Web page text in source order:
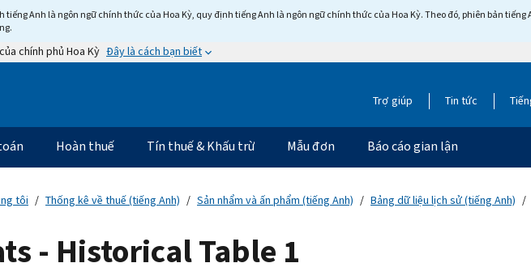
tiếng Anh là ngôn ngữ chính thức của Hoa Kỳ, quy định tiếng Anh là ngôn ngữ chính thức của Hoa Kỳ. Theo đó, phiên bản
chính phủ Hoa Kỳ Đây là cách bạn biết
Trợ giúp Tin tức
Hoàn thuế Tín thuế & Khấu trừ Mẫu đơn Báo cáo gian lận
tôi Thống kê về thuế (tiếng Anh) Sản nhẩm và ấn phẩm (tiếng Anh) Bảng dữ liệu lịch sử (tiếng Anh)
- Historical Table 1